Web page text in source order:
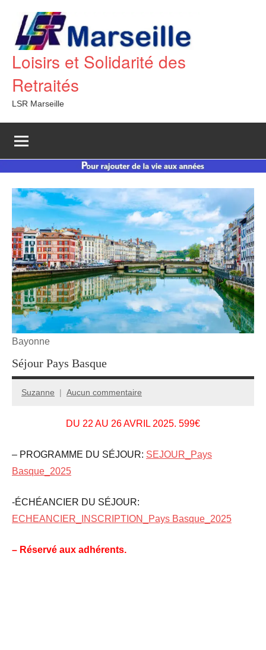
contenu
Loisirs et Solidarité des
Retraités
LSR Marseille
Bayonne
Séjour Pays Basque
15
Suzanne Aucun commentaire
DU 22 AU 26 AVRIL 2025. 599€
– PROGRAMME DU SÉJOUR: SEJOUR_Pays
Basque_2025
-ÉCHÉANCIER DU SÉJOUR:
ECHEANCIER_INSCRIPTION_Pays Basque_2025
– Réservé aux adhérents.